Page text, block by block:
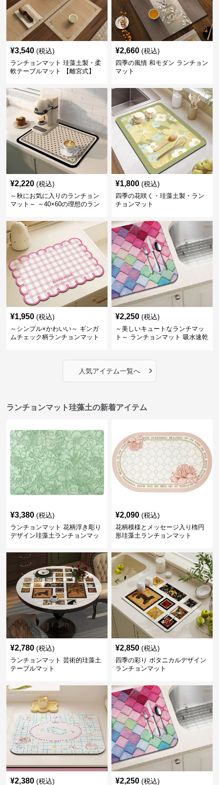
¥3,540 (税込)
ランチョンマット 珪藻土製・柔
軟テーブルマット 【離宮式】
¥2,660 (税込)
四季の風情 和モダン ランチョン
マット
¥2,220 (税込)
～秋にお気に入りのランチョン
マット～ ～40×60の理想のラン
ランチョンマットシリーズ【カ
フェラテが飲みたくなる】
¥1,800 (税込)
四季の花咲く・珪藻土製・ラン
チョンマット
¥1,950 (税込)
～シンプル×かわいい～ ギンガ
ムチェック柄ランチョンマット
¥2,250 (税込)
～美しいキュートなランチマッ
ト～ ランチョンマット 吸水速乾
人気アイテム一覧へ ›
ランチョンマット珪藻土の新着アイテム
¥3,380 (税込)
ランチョンマット 花柄浮き彫り
デザイン珪藻土ランチョンマッ
¥2,090 (税込)
花柄模様とメッセージ入り楕円
形珪藻土ランチョンマット
¥2,780 (税込)
ランチョンマット 芸術的珪藻土
テーブルマット
¥2,850 (税込)
四季の彩り ボタニカルデザイン
ランチョンマット
¥2,380 (税込) ¥2,250 (税込)